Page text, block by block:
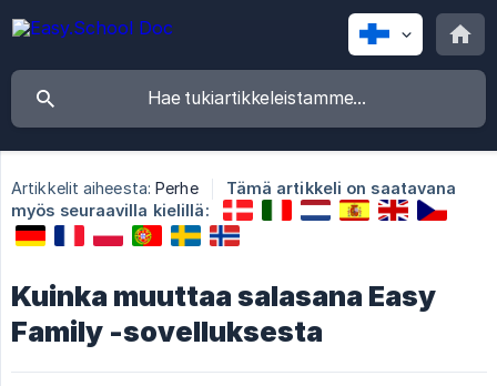
Artikkelit aiheesta: Perhe
Tämä artikkeli on saatavana
myös seuraavilla kielillä:
Kuinka muuttaa salasana Easy
Family -sovelluksesta